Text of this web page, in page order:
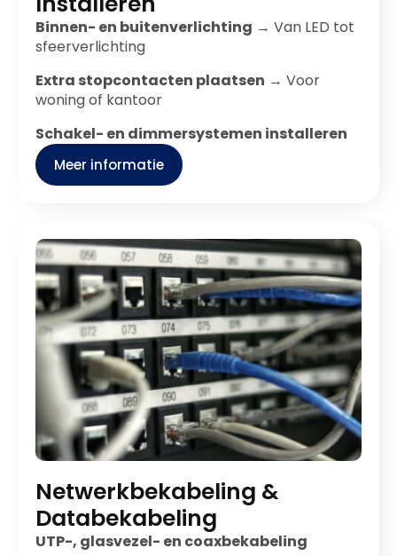
Binnen- en buitenverlichting → Van LED tot
sfeerverlichting
Extra stopcontacten plaatsen → Voor
woning of kantoor
Schakel- en dimmersystemen installeren
Meer informatie
Netwerkbekabeling &
Databekabeling
UTP-, glasvezel- en coaxbekabeling